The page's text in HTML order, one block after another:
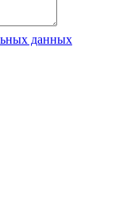
данных